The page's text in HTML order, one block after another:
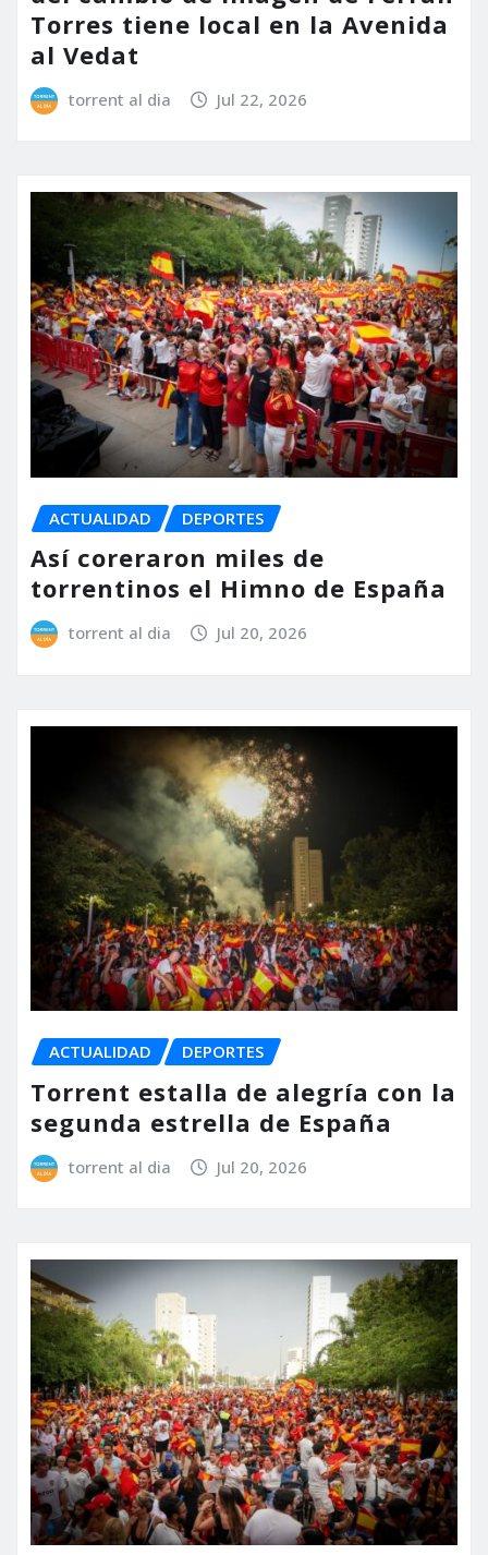
Torres tiene local en la Avenida
al Vedat
torrent al dia Jul 22, 2026
ACTUALIDAD DEPORTES
Así coreraron miles de
torrentinos el Himno de España
torrent al dia Jul 20, 2026
ACTUALIDAD DEPORTES
Torrent estalla de alegría con la
segunda estrella de España
torrent al dia Jul 20, 2026